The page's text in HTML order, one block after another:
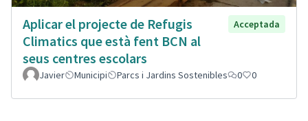
Aplicar el projecte de Refugis
Climatics que està fent BCN al
seus centres escolars
Acceptada
Javier Municipi Parcs i Jardins Sostenibles 0 0